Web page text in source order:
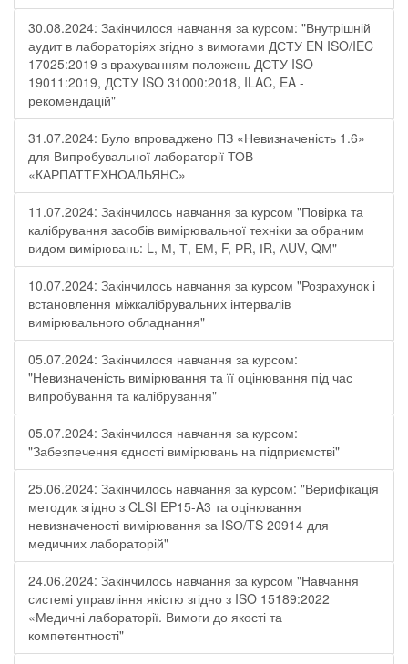
30.08.2024: Закінчилося навчання за курсом: "Внутрішній
аудит в лабораторіях згідно з вимогами ДСТУ EN ISO/IEC
17025:2019 з врахуванням положень ДСТУ ISO
19011:2019, ДСТУ ISO 31000:2018, ILAC, EA -
рекомендацій"
31.07.2024: Було впроваджено ПЗ «Невизначеність 1.6»
для Випробувальної лабораторії ТОВ
«КАРПАТТЕХНОАЛЬЯНС»
11.07.2024: Закінчилось навчання за курсом "Повірка та
калібрування засобів вимірювальної техніки за обраним
видом вимірювань: L, М, Т, ЕМ, F, РR, ІR, АUV, QМ"
10.07.2024: Закінчилось навчання за курсом "Розрахунок і
встановлення міжкалібрувальних інтервалів
вимірювального обладнання"
05.07.2024: Закінчилося навчання за курсом:
"Невизначеність вимірювання та її оцінювання під час
випробування та калібрування"
05.07.2024: Закінчилося навчання за курсом:
"Забезпечення єдності вимірювань на підприємстві"
25.06.2024: Закінчилось навчання за курсом: "Верифікація
методик згідно з CLSI EP15-A3 та оцінювання
невизначеності вимірювання за ISО/TS 20914 для
медичних лабораторій"
24.06.2024: Закінчилось навчання за курсом "Навчання
системі управління якістю згідно з ISO 15189:2022
«Медичні лабораторії. Вимоги до якості та
компетентності"